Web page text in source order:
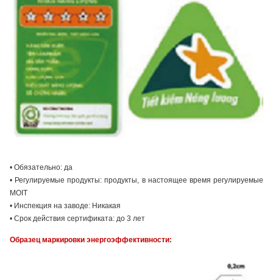
• Обязательно: да
• Регулируемые продукты: продукты, в настоящее время регулируемые
MOIT
• Инспекция на заводе: Никакая
• Срок действия сертификата: до 3 лет
Образец маркировки энергоэффективности: